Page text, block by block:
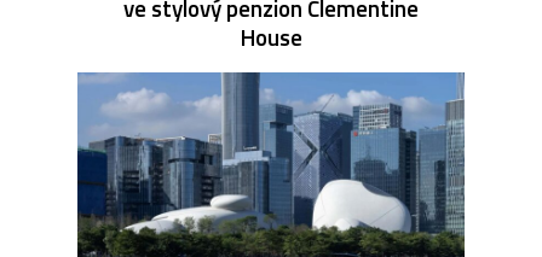
ve stylový penzion Clementine
House